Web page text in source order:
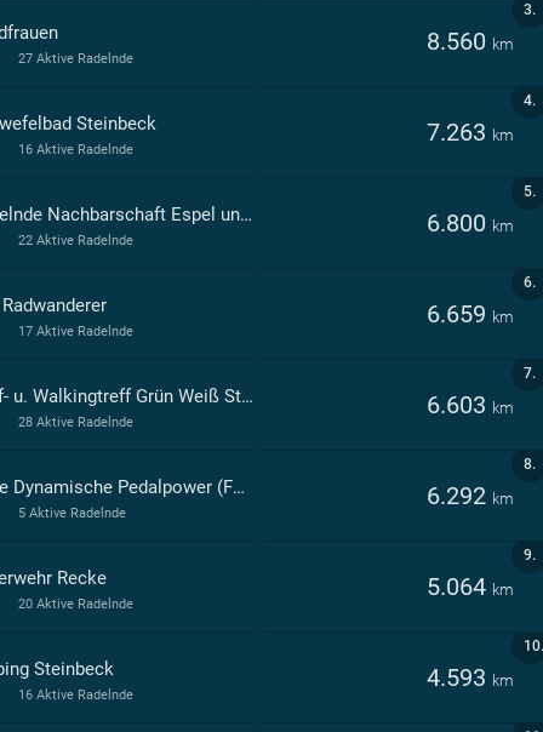
3.
8.560 km
27 Aktive Radelnde
4.
Steinbeck 7.263 km
16 Aktive Radelnde
5.
Radelnde Nachbarschaft Espel und Freunde 6.800 km
22 Aktive Radelnde
6.
6.659 km
17 Aktive Radelnde
7.
Lauf- u. Walkingtreff Grün Weiß Steinbeck 6.603 km
28 Aktive Radelnde
8.
Freie Dynamische Pedalpower (FDP Recke) 6.292 km
5 Aktive Radelnde
9.
Recke 5.064 km
20 Aktive Radelnde
10.
Steinbeck 4.593 km
16 Aktive Radelnde